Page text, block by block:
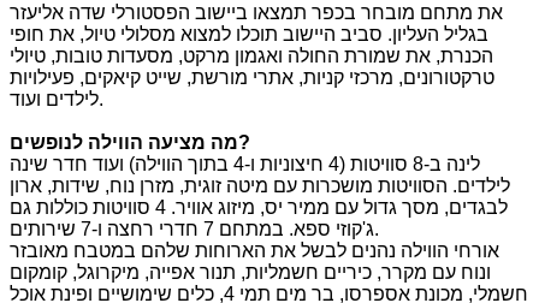
את מתחם מובחר בכפר תמצאו ביישוב הפסטורלי שדה אליעזר
בגליל העליון. סביב היישוב תוכלו למצוא מסלולי טיול, את חופי
הכנרת, את שמורת החולה ואגמון מרקט, מסעדות טובות, טיולי
טרקטורונים, מרכזי קניות, אתרי מורשת, שייט קיאקים, פעילויות
לילדים ועוד.
מה מציעה הווילה לנופשים?
לינה ב-8 סוויטות (4 חיצוניות ו-4 בתוך הווילה) ועוד חדר שינה
לילדים. הסוויטות מושכרות עם מיטה זוגית, מזרן נוח, שידות, ארון
לבגדים, מסך גדול עם ממיר יס, מיזוג אוויר. 4 סוויטות כוללות גם
ג'קוזי ספא. במתחם 7 חדרי רחצה ו-7 שירותים.
אורחי הווילה נהנים לבשל את הארוחות שלהם במטבח מאובזר
ונוח עם מקרר, כיריים חשמליות, תנור אפייה, מיקרוגל, קומקום
חשמלי, מכונת אספרסו, בר מים תמי 4, כלים שימושיים ופינת אוכל